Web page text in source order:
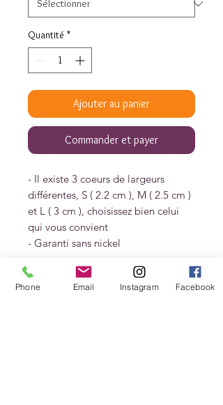
Quantité *
Ajouter au panier
Commander et payer
- Il existe 3 coeurs de largeurs
différentes, S ( 2.2 cm ), M ( 2.5 cm )
et L ( 3 cm ), choisissez bien celui
qui vous convient
- Garanti sans nickel
Livrée dans un pochon et une boite
cadeau MES PETITS COEURS.
Phone Email Instagram Facebook